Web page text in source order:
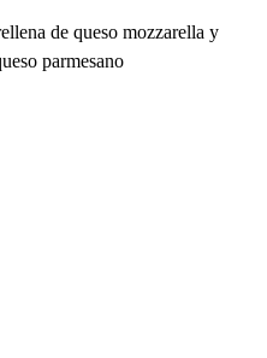
de queso mozzarella y
parmesano